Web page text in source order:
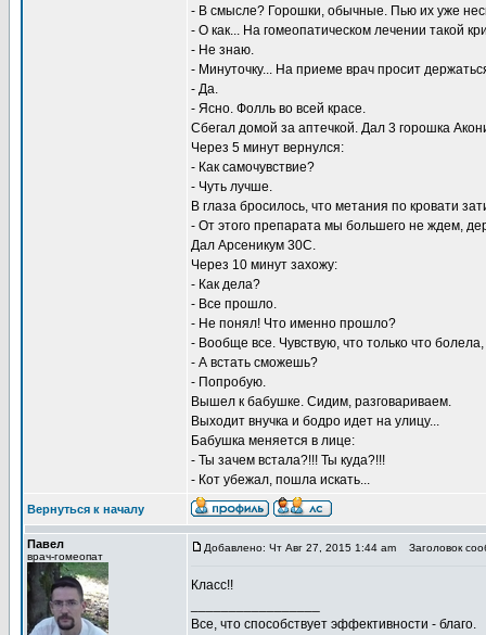
- В смысле? Горошки, обычные. Пью их уже
- О как... На гомеопатическом лечении такой
- Не знаю.
- Минуточку... На приеме врач просит
- Да.
- Ясно. Фолль во всей красе.
Сбегал домой за аптечкой. Дал 3 горошка
Через 5 минут вернулся:
- Как самочувствие?
- Чуть лучше.
В глаза бросилось, что метания по кровати
- От этого препарата мы большего не ждем,
Дал Арсеникум 30С.
Через 10 минут захожу:
- Как дела?
- Все прошло.
- Не понял! Что именно прошло?
- Вообще все. Чувствую, что только что
- А встать сможешь?
- Попробую.
Вышел к бабушке. Сидим, разговариваем.
Выходит внучка и бодро идет на улицу...
Бабушка меняется в лице:
- Ты зачем встала?!!! Ты куда?!!!
- Кот убежал, пошла искать...
Вернуться к началу
Павел
врач-гомеопат
Добавлено: Чт Авг 27, 2015 1:44 am Заголовок
Класс!!
Все, что способствует эффективности - благо.